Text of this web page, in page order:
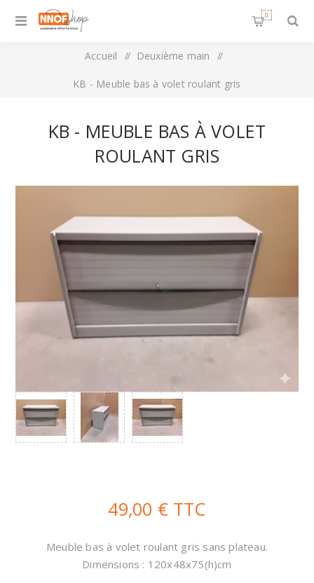
0
Accueil / Deuxième main /
KB - Meuble bas à volet roulant gris
KB - MEUBLE BAS À VOLET
ROULANT GRIS
49,00 € TTC
Meuble bas à volet roulant gris sans plateau.
Dimensions : 120x48x75(h)cm